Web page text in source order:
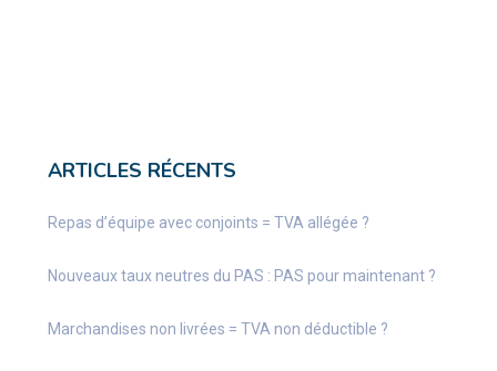
ARTICLES RÉCENTS
Repas d’équipe avec conjoints = TVA allégée ?
Nouveaux taux neutres du PAS : PAS pour maintenant ?
Marchandises non livrées = TVA non déductible ?